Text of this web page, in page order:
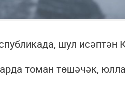
шул исәптән
томан төшәчәк,